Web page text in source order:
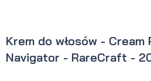
Krem do włosów -
Navigator - RareCraft -